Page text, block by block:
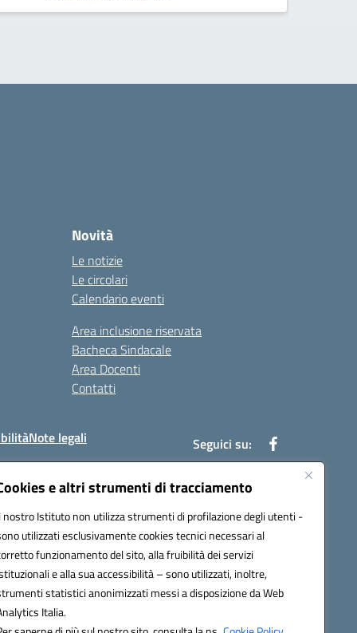
e altri strumenti di tracciamento
nostro Istituto non utilizza strumenti di profilazione degli utenti -
utilizzati esclusivamente cookies tecnici necessari al
funzionamento del sito, alla fruibilità dei servizi
e alla sua accessibilità – sono utilizzati, inoltre,
statistici anonimizzati messi a disposizione da Web
Italia.
Novità
Le notizie
Le circolari
Calendario eventi
Area inclusione riservata
Bacheca Sindacale
Area Docenti
Contatti
Note legali Seguici su: